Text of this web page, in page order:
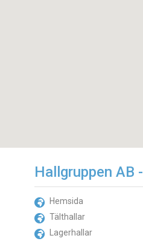
Hallgruppen AB
Hemsida
Tälthallar
Lagerhallar